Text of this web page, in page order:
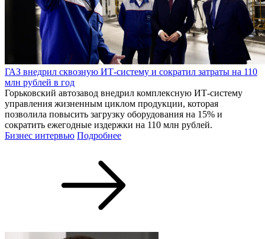
ГАЗ внедрил сквозную ИТ-систему и сократил затраты на 110
млн рублей в год
Горьковский автозавод внедрил комплексную ИТ-систему
управления жизненным циклом продукции, которая
позволила повысить загрузку оборудования на 15% и
сократить ежегодные издержки на 110 млн рублей.
Бизнес интервью Подробнее